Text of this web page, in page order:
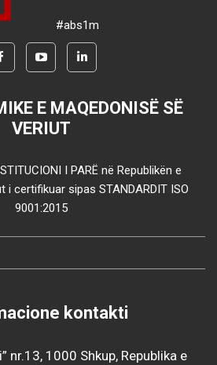
#abs1m
E MAQEDONISË SË
VERIUT
I PARË në Republikën e
i certifikuar sipas STANDARDIT ISO
9001:2015
kontakti
nr.13, 1000 Shkup, Republika e